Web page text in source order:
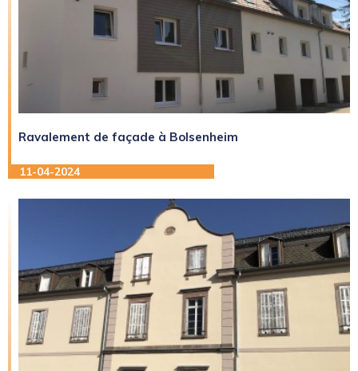
Ravalement de façade à Bolsenheim
11-04-2024